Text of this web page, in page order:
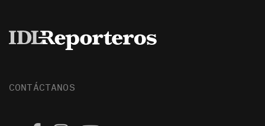
CONTÁCTANOS